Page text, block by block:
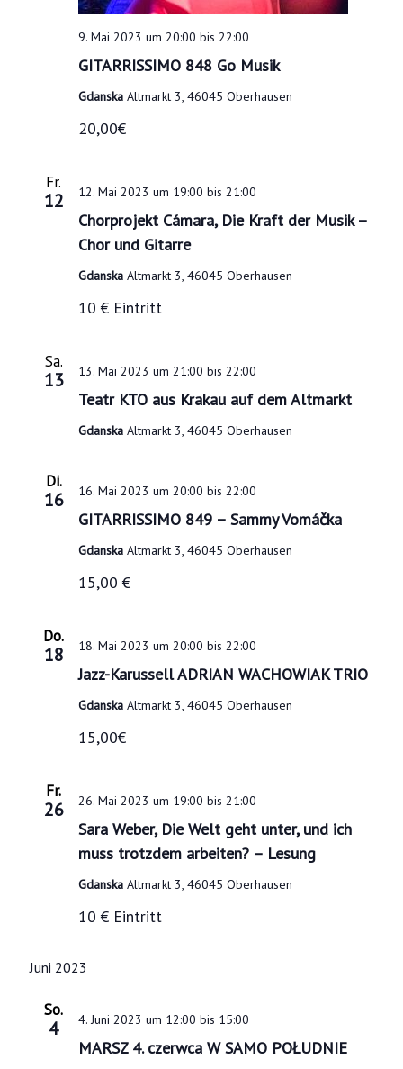
a
GITARRISSIMO 848 Go Musik
9. Mai 2023 um 20:00 bis 22:00
Gdanska Altmarkt 3, 46045 Oberhausen
20,00€
Fr.
12
Chorprojekt Cámara, Die Kraft der Musik –
Chor und Gitarre
12. Mai 2023 um 19:00 bis 21:00
Gdanska Altmarkt 3, 46045 Oberhausen
10 € Eintritt
Sa.
13
Teatr KTO aus Krakau auf dem Altmarkt
13. Mai 2023 um 21:00 bis 22:00
Gdanska Altmarkt 3, 46045 Oberhausen
Di.
16
GITARRISSIMO 849 – Sammy Vomáčka
16. Mai 2023 um 20:00 bis 22:00
Gdanska Altmarkt 3, 46045 Oberhausen
15,00 €
Do.
18
Jazz-Karussell ADRIAN WACHOWIAK TRIO
18. Mai 2023 um 20:00 bis 22:00
Gdanska Altmarkt 3, 46045 Oberhausen
15,00€
Fr.
26
Sara Weber, Die Welt geht unter, und ich
muss trotzdem arbeiten? – Lesung
26. Mai 2023 um 19:00 bis 21:00
Gdanska Altmarkt 3, 46045 Oberhausen
10 € Eintritt
Juni 2023
So.
4
MARSZ 4. czerwca W SAMO POŁUDNIE
4. Juni 2023 um 12:00 bis 15:00